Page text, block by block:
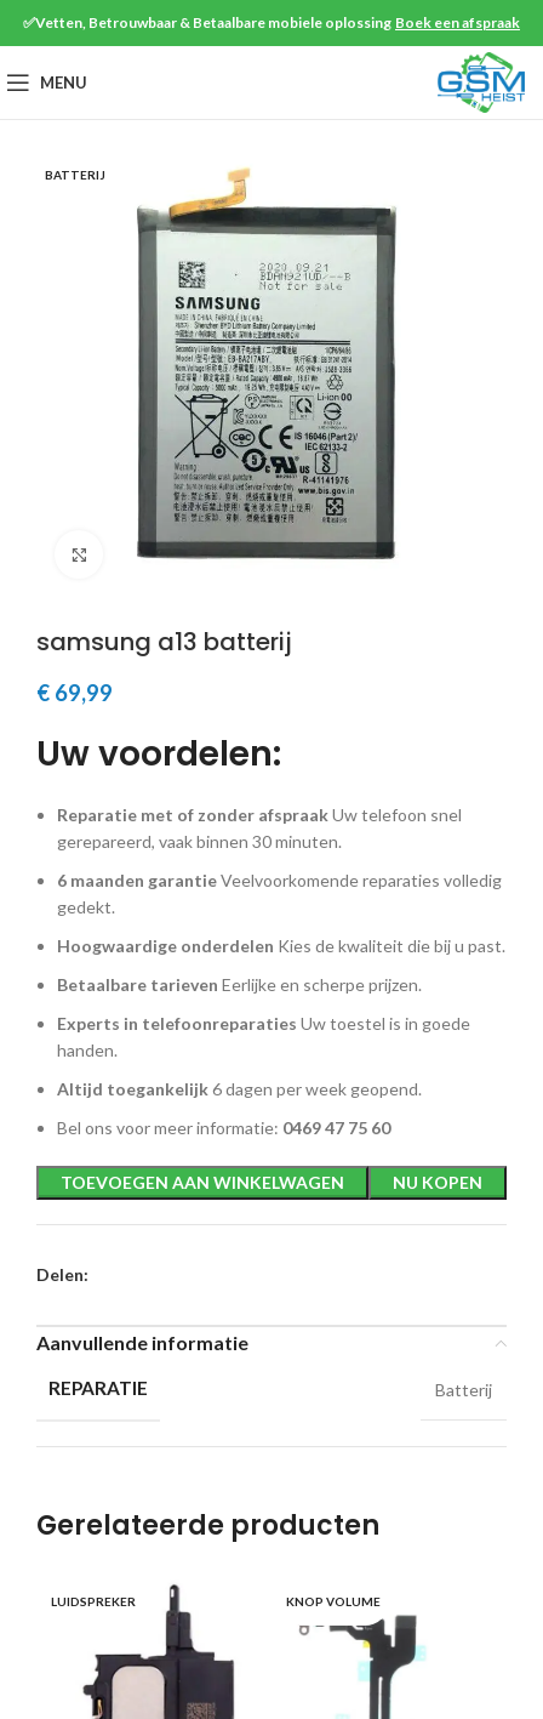
✅Vetten, Betrouwbaar & Betaalbare mobiele oplossing Boek een afspraak
MENU
BATTERIJ
Klik om te vergroten
samsung a13 batterij
€ 69,99
Uw voordelen:
Reparatie met of zonder afspraakUw telefoon snel
gerepareerd, vaak binnen 30 minuten.
6 maanden garantieVeelvoorkomende reparaties volledig
gedekt.
Hoogwaardige onderdelen Kies de kwaliteit die bij u past.
Betaalbare tarieven Eerlijke en scherpe prijzen.
Experts in telefoonreparaties Uw toestel is in goede
handen.
Altijd toegankelijk6 dagen per week geopend.
Bel ons voor meer informatie: 0469 47 75 60
TOEVOEGEN AAN WINKELWAGEN NU KOPEN
Delen:
Aanvullende informatie
REPARATIE Batterij
Gerelateerde producten
LUIDSPREKER KNOP VOLUME